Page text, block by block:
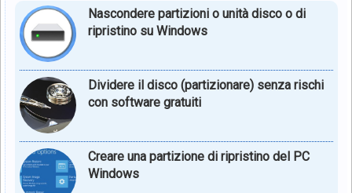
Nascondere partizioni o unità disco o di
ripristino su Windows
Dividere il disco (partizionare) senza rischi
con software gratuiti
Creare una partizione di ripristino del PC
Windows